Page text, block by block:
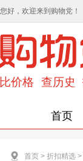
您好，欢迎来到购物党！
首页
首页 > 折扣精选 >